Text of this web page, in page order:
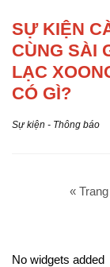
SỰ KIỆN
CÙNG SÀI
LẠC
CÓ GÌ?
Sự kiện - Thông báo
«
No widgets added